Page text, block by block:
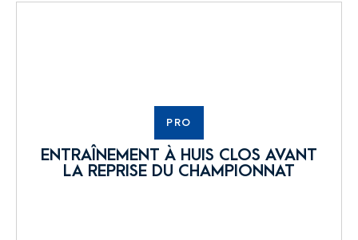
PRO
ENTRAÎNEMENT À HUIS CLOS AVANT
LA REPRISE DU CHAMPIONNAT